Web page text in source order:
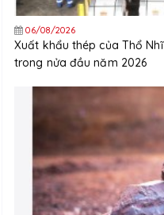
06/08/2026
Xuất khẩu thép của Thổ
trong nửa đầu năm 2026